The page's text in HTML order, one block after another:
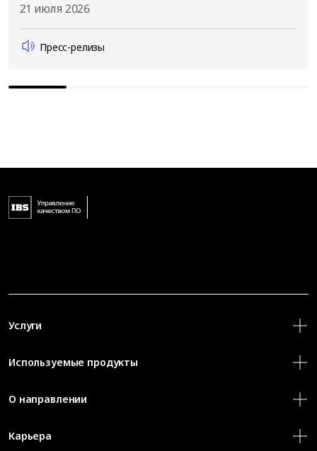
21 июля 2026
Пресс-релизы
Услуги
Используемые продукты
О направлении
Карьера